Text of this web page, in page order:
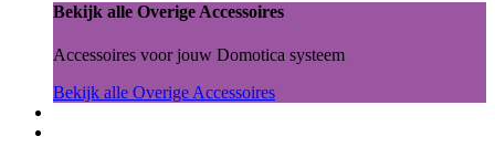
Bekijk alle Overige Accessoires
Accessoires voor jouw Domotica systeem
Bekijk alle Overige Accessoires